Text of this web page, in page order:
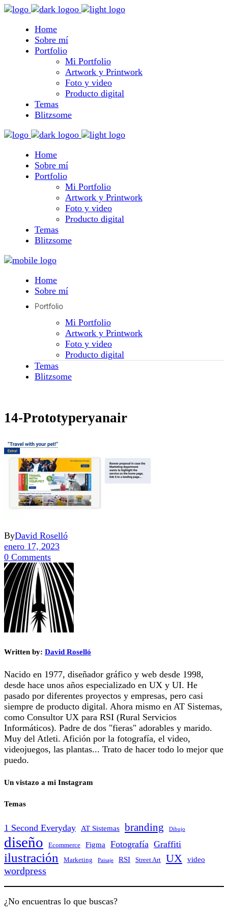
Home
Sobre mí
Portfolio
Mi Portfolio
Artwork y Printwork
Foto y video
Producto digital
Temas
Blitzsome
Home
Sobre mí
Portfolio
Mi Portfolio
Artwork y Printwork
Foto y video
Producto digital
Temas
Blitzsome
Home
Sobre mí
Portfolio
Mi Portfolio
Artwork y Printwork
Foto y video
Producto digital
Temas
Blitzsome
14-Prototyperyanair
ByDavid Roselló
enero 17, 2023
0 Comments
Written by: David Roselló
Nacido en 1977, diseñador gráfico y web desde 1998,
desde hace unos años especializado en UX y UI. He
pasado por diferentes proyectos y empresas, pero casi
siempre de producto digital. Ahora mismo en AT Sistemas,
como Consultor UX para RSI (Rural Servicios
Informáticos). Padre de dos "fieras" adorables y marido.
Muy del Atleti. Afición por la fotografía, el video,
videojuegos, las plantas... Trato de hacer todo lo mejor que
puedo.
Un vistazo a mi Instagram
Temas
1 Second Everyday AT Sistemas branding Dibujo
diseño Ecommerce Figma Fotografía Graffiti
ilustración Marketing Paisaje RSI Street Art UX video
wordpress
¿No encuentras lo que buscas?